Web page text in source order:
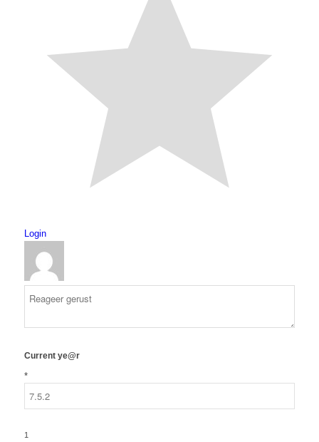
Login
Current ye@r
*
1